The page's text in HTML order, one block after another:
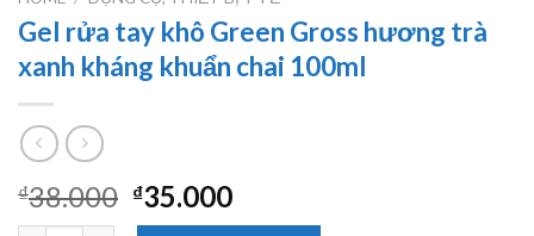
Gel rửa tay khô Green Gross hương trà
xanh kháng khuẩn chai 100ml
₫38.000 ₫35.000